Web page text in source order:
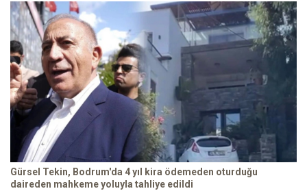
Gürsel Tekin, Bodrum'da 4 yıl kira ödemeden oturduğu
daireden mahkeme yoluyla tahliye edildi